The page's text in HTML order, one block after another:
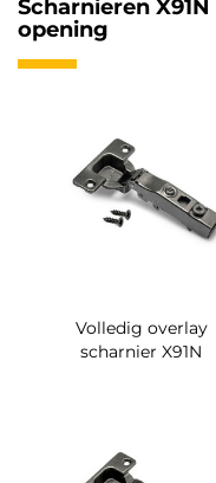
Scharnieren
opening
Volledig overlay
scharnier X91N